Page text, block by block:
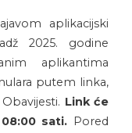
aplikacijski
2025. godine
aplikantima
putem linka,
Link će
sati. Pored